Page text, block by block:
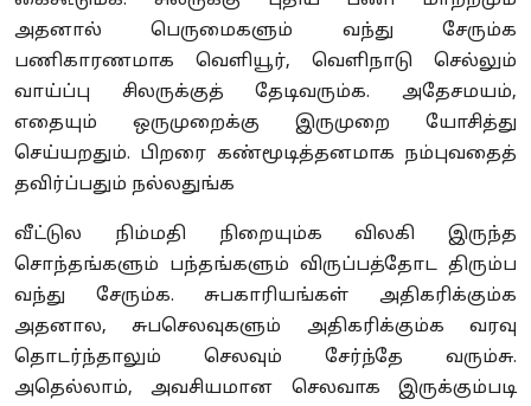
அதனால் பெருமைகளும் வந்து சேரும்க
பணிகாரணமாக வெளியூர், வெளிநாடு செல்லும்
வாய்ப்பு சிலருக்குத் தேடிவரும்க. அதேசமயம்,
எதையும் ஒருமுறைக்கு இருமுறை யோசித்து
செய்யறதும். பிறரை கண்மூடித்தனமாக நம்புவதைத்
தவிர்ப்பதும் நல்லதுங்க
வீட்டுல நிம்மதி நிறையும்க விலகி இருந்த
சொந்தங்களும் பந்தங்களும் விருப்பத்தோட திரும்ப
வந்து சேரும்க. சுபகாரியங்கள் அதிகரிக்கும்க
அதனால,சுபசெலவுகளும் அதிகரிக்கும்க வரவு
தொடர்ந்தாலும் செலவும் சேர்ந்தே வரும்சு.
அதெல்லாம்,அவசியமான செலவாக இருக்கும்படி